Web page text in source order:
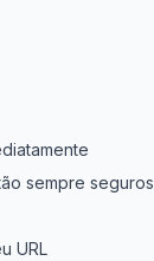
sempre seguros
URL